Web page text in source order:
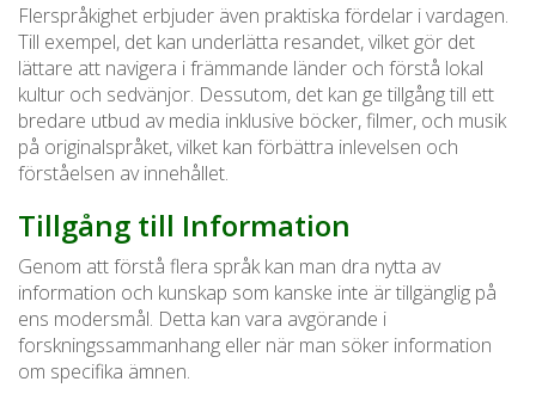
Flerspråkighet erbjuder även praktiska fördelar i vardagen.
Till exempel, det kan underlätta resandet, vilket gör det
lättare att navigera i främmande länder och förstå lokal
kultur och sedvänjor. Dessutom, det kan ge tillgång till ett
bredare utbud av media inklusive böcker, filmer, och musik
på originalspråket, vilket kan förbättra inlevelsen och
förståelsen av innehållet.
Tillgång till Information
Genom att förstå flera språk kan man dra nytta av
information och kunskap som kanske inte är tillgänglig på
ens modersmål. Detta kan vara avgörande i
forskningssammanhang eller när man söker information
om specifika ämnen.